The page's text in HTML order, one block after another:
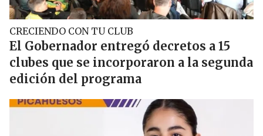
CRECIENDO CON TU CLUB
El Gobernador entregó decretos a 15
clubes que se incorporaron a la segunda
edición del programa